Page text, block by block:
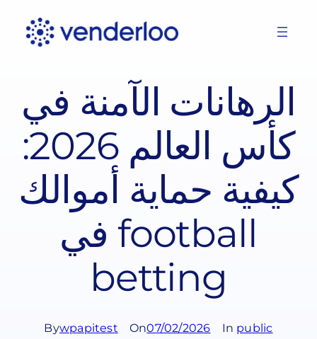
content
الرهانات الآمنة في
كأس العالم 2026:
كيفية حماية أموالك
في football
betting
Bywpapitest On07/02/2026 In public